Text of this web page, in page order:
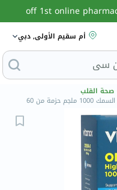
أم سقيم الأولى, دبي
صحة القلب